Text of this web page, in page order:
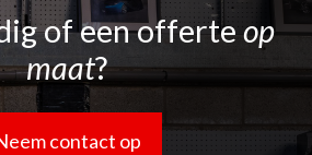
of een offerteop
maat?
contact op